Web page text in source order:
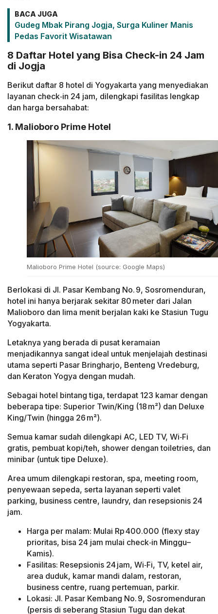
BACA JUGA
Gudeg Mbak Pirang Jogja, Surga Kuliner Manis
Pedas Favorit Wisatawan
8 Daftar Hotel yang Bisa Check-in 24 Jam
di Jogja
Berikut daftar 8 hotel di Yogyakarta yang menyediakan
layanan check‑in 24 jam, dilengkapi fasilitas lengkap
dan harga bersahabat:
1. Malioboro Prime Hotel
Malioboro Prime Hotel (source: Google Maps)
Berlokasi di Jl. Pasar Kembang No. 9, Sosromenduran,
hotel ini hanya berjarak sekitar 80 meter dari Jalan
Malioboro dan lima menit berjalan kaki ke Stasiun Tugu
Yogyakarta.
Letaknya yang berada di pusat keramaian
menjadikannya sangat ideal untuk menjelajah destinasi
utama seperti Pasar Bringharjo, Benteng Vredeburg,
dan Keraton Yogya dengan mudah.
Sebagai hotel bintang tiga, terdapat 123 kamar dengan
beberapa tipe: Superior Twin/King (18 m²) dan Deluxe
King/Twin (hingga 26 m²).
Semua kamar sudah dilengkapi AC, LED TV, Wi‑Fi
gratis, pembuat kopi/teh, shower dengan toiletries, dan
minibar (untuk tipe Deluxe).
Area umum dilengkapi restoran, spa, meeting room,
penyewaan sepeda, serta layanan seperti valet
parking, business centre, laundry, dan resepsionis 24
jam.
Harga per malam: Mulai Rp 400.000 (flexy stay
prioritas, bisa 24 jam mulai check‑in Minggu–
Kamis).
Fasilitas: Resepsionis 24 jam, Wi‑Fi, TV, ketel air,
area duduk, kamar mandi dalam, restoran,
business centre, ruang pertemuan, parkir.
Lokasi: Jl. Pasar Kembang No. 9, Sosromenduran
(persis di seberang Stasiun Tugu dan dekat